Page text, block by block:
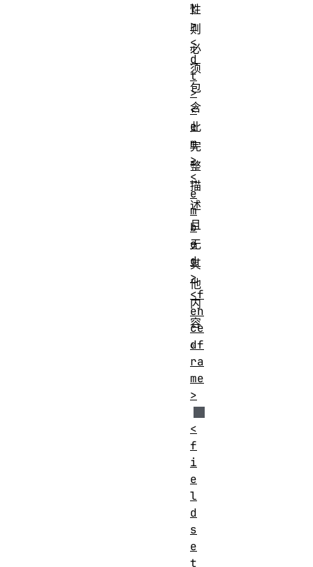
性
则
必
须
包
含
此
完
整
描
述
且
无
其
他
内
容
。
l
>
<
d
t
>
<
e
m
>
<
e
m
b
e
d
>
<f
en
ce
df
ra
me
>
<
f
i
e
l
d
s
e
t